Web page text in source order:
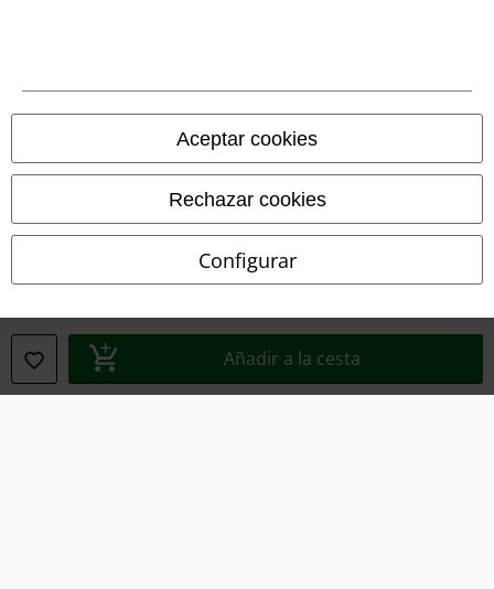
Aceptar cookies
Rechazar cookies
Configurar
Añadir a la cesta
Ley protección de datos
Eliminación de residuos y protección del medioambiente
Declaración de Conformidad
Información sobre accesibilidad
Cancelar pedido